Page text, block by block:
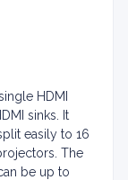
HDMI
sinks. It
easily to 16
The
be up to